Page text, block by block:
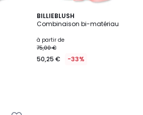
BILLIEBLUSH
Combinaison bi-matériau
à partir de
75,00 €
50,25 € -33%